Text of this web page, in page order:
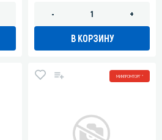
- +
В КОРЗИНУ
МИНПРОМТОРГ *